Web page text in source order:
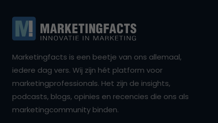
Marketingfacts is een beetje van ons allemaal,
iedere dag vers. Wij zijn hét platform voor
marketingprofessionals. Het zijn de insights,
podcasts, blogs, opinies en recencies die ons als
marketingcommunity binden.